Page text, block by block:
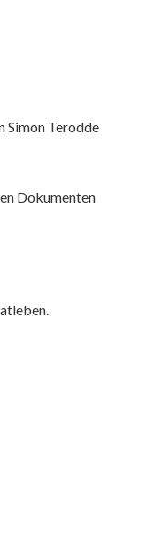
Simon Terodde
Dokumenten